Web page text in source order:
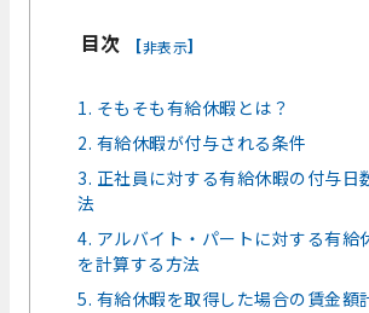
目次 [非表示]
1. そもそも有給休暇とは？
2. 有給休暇が付与される条件
3. 正社員に対する有給休暇の付与日
法
4. アルバイト・パートに対する有給
を計算する方法
5. 有給休暇を取得した場合の賃金額